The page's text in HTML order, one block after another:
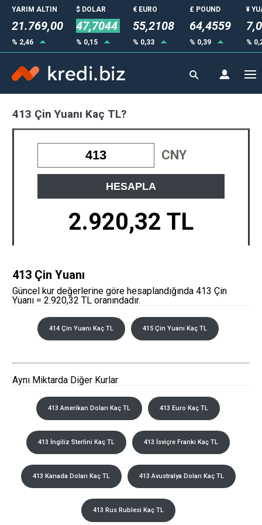
YARIM ALTIN
21.769,00
% 2,46
$ DOLAR
47,7044
% 0,15
€ EURO
55,2108
% 0,33
£ POUND
64,4559
% 0,39
¥
%
413 Çin Yuanı Kaç TL?
CNY
HESAPLA
2.920,32 TL
413 Çin Yuanı
Güncel kur değerlerine göre hesaplandığında 413 Çin
Yuanı = 2.920,32 TL oranındadır.
414 Çin Yuanı Kaç TL 415 Çin Yuanı Kaç TL
Aynı Miktarda Diğer Kurlar
413 Amerikan Doları Kaç TL 413 Euro Kaç TL
413 İngiliz Sterlini Kaç TL 413 İsviçre Frankı Kaç TL
413 Kanada Doları Kaç TL 413 Avustralya Doları Kaç TL
413 Rus Rublesi Kaç TL